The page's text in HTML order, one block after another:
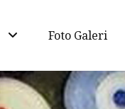
Foto Galeri